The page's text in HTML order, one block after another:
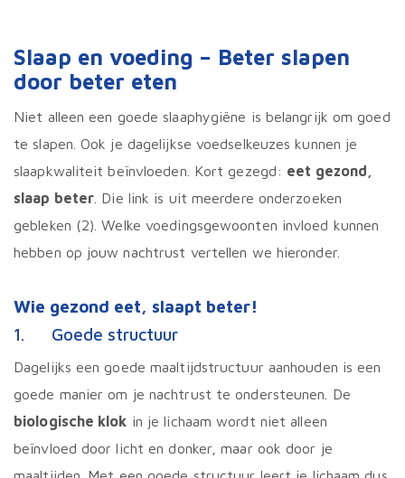
Slaap en voeding – Beter slapen
door beter eten
Niet alleen een goede slaaphygiëne is belangrijk om goed
te slapen. Ook je dagelijkse voedselkeuzes kunnen je
slaapkwaliteit beïnvloeden. Kort gezegd: eet gezond,
slaap beter . Die link is uit meerdere onderzoeken
gebleken (2). Welke voedingsgewoonten invloed kunnen
hebben op jouw nachtrust vertellen we hieronder.
Wie gezond eet, slaapt beter!
1. Goede structuur
Dagelijks een goede maaltijdstructuur aanhouden is een
goede manier om je nachtrust te ondersteunen. De
biologische klok in je lichaam wordt niet alleen
beïnvloed door licht en donker, maar ook door je